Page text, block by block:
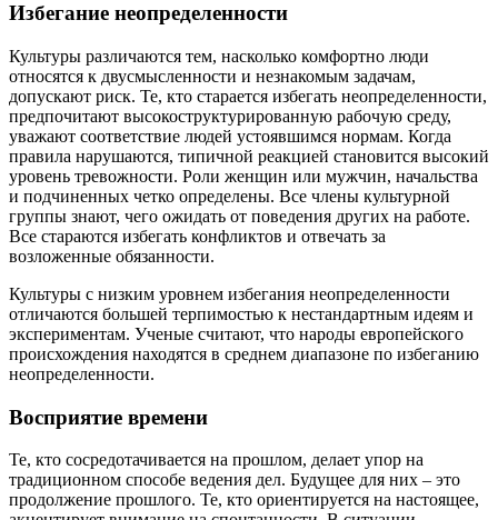
Избегание неопределенности
Культуры различаются тем, насколько комфортно люди
относятся к двусмысленности и незнакомым задачам,
допускают риск. Те, кто старается избегать неопределенности,
предпочитают высокоструктурированную рабочую среду,
уважают соответствие людей устоявшимся нормам. Когда
правила нарушаются, типичной реакцией становится высокий
уровень тревожности. Роли женщин или мужчин, начальства
и подчиненных четко определены. Все члены культурной
группы знают, чего ожидать от поведения других на работе.
Все стараются избегать конфликтов и отвечать за
возложенные обязанности.
Культуры с низким уровнем избегания неопределенности
отличаются большей терпимостью к нестандартным идеям и
экспериментам. Ученые считают, что народы европейского
происхождения находятся в среднем диапазоне по избеганию
неопределенности.
Восприятие времени
Те, кто сосредотачивается на прошлом, делает упор на
традиционном способе ведения дел. Будущее для них – это
продолжение прошлого. Те, кто ориентируется на настоящее,